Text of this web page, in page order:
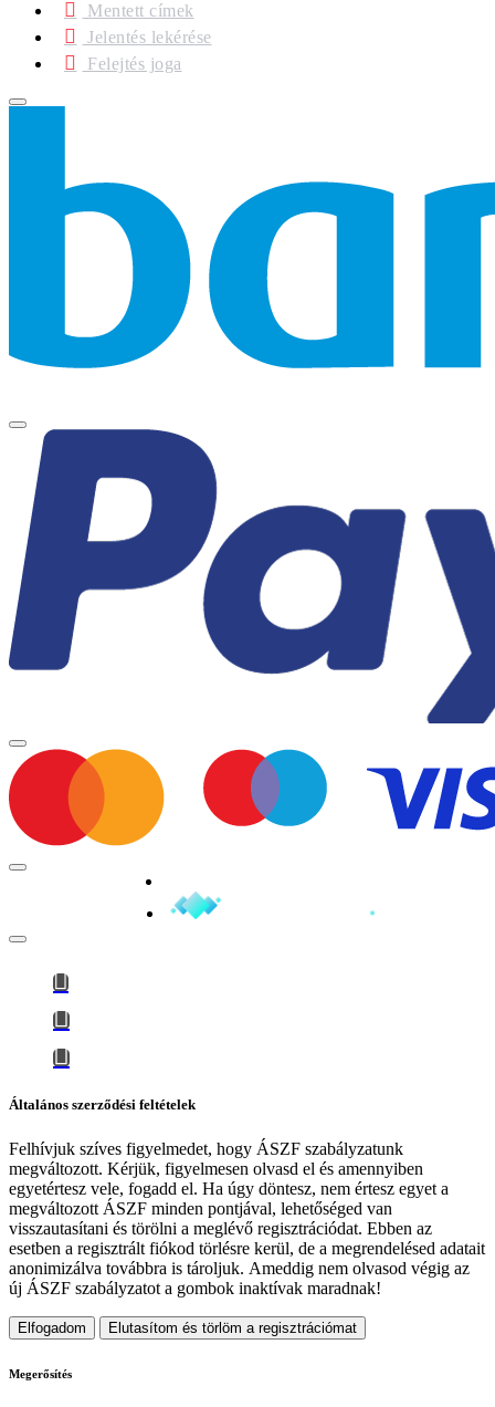
Mentett címek
Jelentés lekérése
Felejtés joga
Általános szerződési feltételek
Felhívjuk szíves figyelmedet, hogy ÁSZF szabályzatunk
megváltozott. Kérjük, figyelmesen olvasd el és amennyiben
egyetértesz vele, fogadd el. Ha úgy döntesz, nem értesz egyet a
megváltozott ÁSZF minden pontjával, lehetőséged van
visszautasítani és törölni a meglévő regisztrációdat. Ebben az
esetben a regisztrált fiókod törlésre kerül, de a megrendelésed adatait
anonimizálva továbbra is tároljuk. Ameddig nem olvasod végig az
új ÁSZF szabályzatot a gombok inaktívak maradnak!
Elfogadom Elutasítom és törlöm a regisztrációmat
Megerősítés